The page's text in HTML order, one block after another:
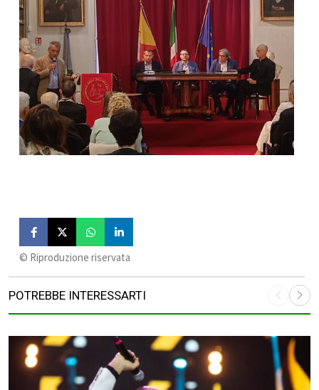
©️ Riproduzione riservata
POTREBBE INTERESSARTI